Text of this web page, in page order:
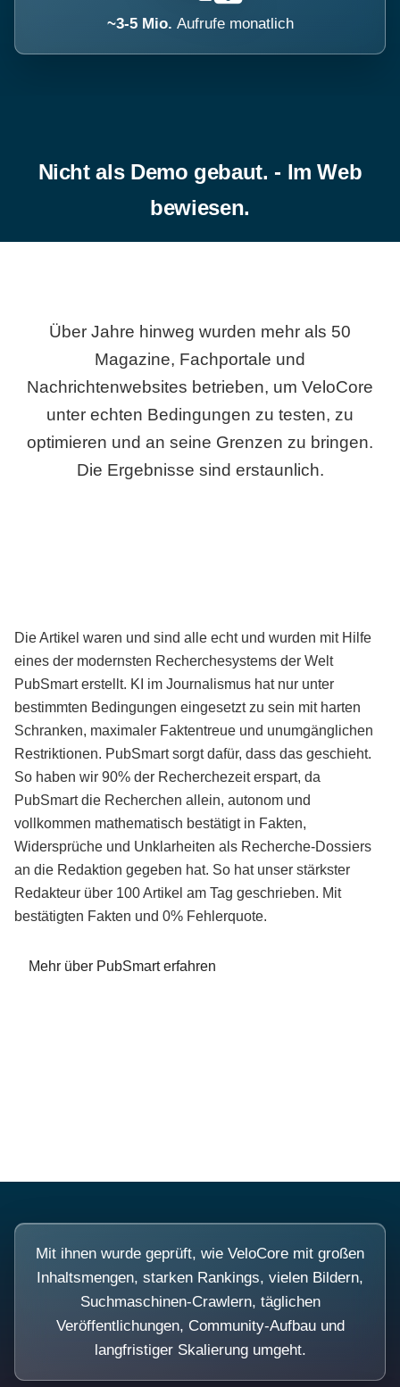
~3-5 Mio. Aufrufe monatlich
Nicht als Demo gebaut. - Im Web
bewiesen.
Über Jahre hinweg wurden mehr als 50
Magazine, Fachportale und
Nachrichtenwebsites betrieben, um VeloCore
unter echten Bedingungen zu testen, zu
optimieren und an seine Grenzen zu bringen.
Die Ergebnisse sind erstaunlich.
Die Artikel waren und sind alle echt und wurden mit Hilfe
eines der modernsten Recherchesystems der Welt
PubSmart erstellt. KI im Journalismus hat nur unter
bestimmten Bedingungen eingesetzt zu sein mit harten
Schranken, maximaler Faktentreue und unumgänglichen
Restriktionen. PubSmart sorgt dafür, dass das geschieht.
So haben wir 90% der Recherchezeit erspart, da
PubSmart die Recherchen allein, autonom und
vollkommen mathematisch bestätigt in Fakten,
Widersprüche und Unklarheiten als Recherche-Dossiers
an die Redaktion gegeben hat. So hat unser stärkster
Redakteur über 100 Artikel am Tag geschrieben. Mit
bestätigten Fakten und 0% Fehlerquote.
Mehr über PubSmart erfahren
Mit ihnen wurde geprüft, wie VeloCore mit großen
Inhaltsmengen, starken Rankings, vielen Bildern,
Suchmaschinen-Crawlern, täglichen
Veröffentlichungen, Community-Aufbau und
langfristiger Skalierung umgeht.